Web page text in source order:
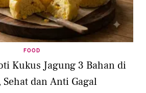
FOOD
Kukus Jagung 3 Bahan di
Sehat dan Anti Gagal